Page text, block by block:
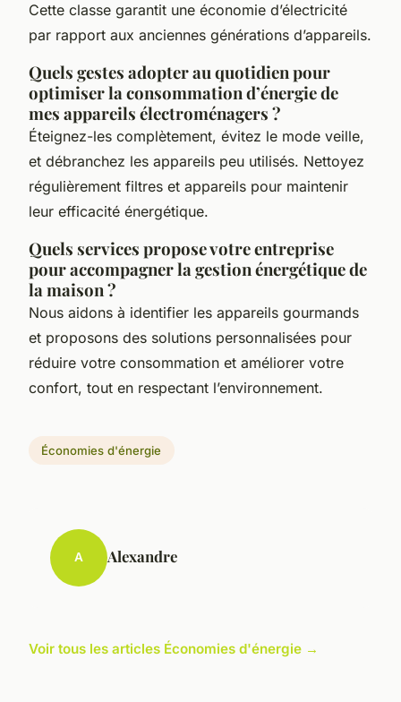
Cette classe garantit une économie d’électricité
par rapport aux anciennes générations d’appareils.
Quels gestes adopter au quotidien pour
optimiser la consommation d’énergie de
mes appareils électroménagers ?
Éteignez-les complètement, évitez le mode veille,
et débranchez les appareils peu utilisés. Nettoyez
régulièrement filtres et appareils pour maintenir
leur efficacité énergétique.
Quels services propose votre entreprise
pour accompagner la gestion énergétique de
la maison ?
Nous aidons à identifier les appareils gourmands
et proposons des solutions personnalisées pour
réduire votre consommation et améliorer votre
confort, tout en respectant l’environnement.
Économies d'énergie
A Alexandre
Voir tous les articles Économies d'énergie →